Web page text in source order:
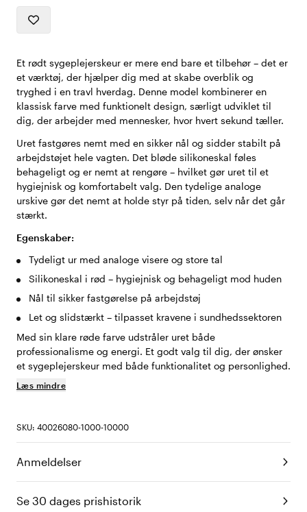
Et rødt sygeplejerskeur er mere end bare et tilbehør – det er
et værktøj, der hjælper dig med at skabe overblik og
tryghed i en travl hverdag. Denne model kombinerer en
klassisk farve med funktionelt design, særligt udviklet til
dig, der arbejder med mennesker, hvor hvert sekund tæller.
Uret fastgøres nemt med en sikker nål og sidder stabilt på
arbejdstøjet hele vagten. Det bløde silikoneskal føles
behageligt og er nemt at rengøre – hvilket gør uret til et
hygiejnisk og komfortabelt valg. Den tydelige analoge
urskive gør det nemt at holde styr på tiden, selv når det går
stærkt.
Egenskaber:
Tydeligt ur med analoge visere og store tal
Silikoneskal i rød – hygiejnisk og behageligt mod huden
Nål til sikker fastgørelse på arbejdstøj
Let og slidstærkt – tilpasset kravene i sundhedssektoren
Med sin klare røde farve udstråler uret både
professionalisme og energi. Et godt valg til dig, der ønsker
et sygeplejerskeur med både funktionalitet og personlighed.
Læs mindre
SKU: 40026080-1000-10000
Anmeldelser
Se 30 dages prishistorik